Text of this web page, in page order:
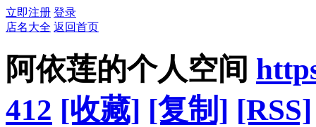
立即注册 登录
店名大全 返回首页
阿依莲的个人空间
412 [收藏] [复制] [RSS]